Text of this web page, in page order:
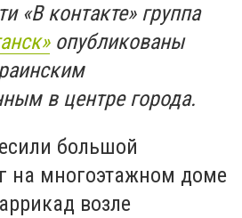
«В контакте» группа
опубликованы
в центре города.
большой
на многоэтажном доме
возле